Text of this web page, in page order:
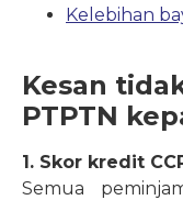
Kelebihan
Kesan
PTPTN
1. Skor kredit
Semua